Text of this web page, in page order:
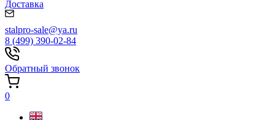
Доставка
stalpro-sale@ya.ru
8 (499) 390-02-84
Обратный звонок
0